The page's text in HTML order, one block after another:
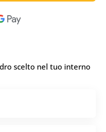
scelto nel tuo interno